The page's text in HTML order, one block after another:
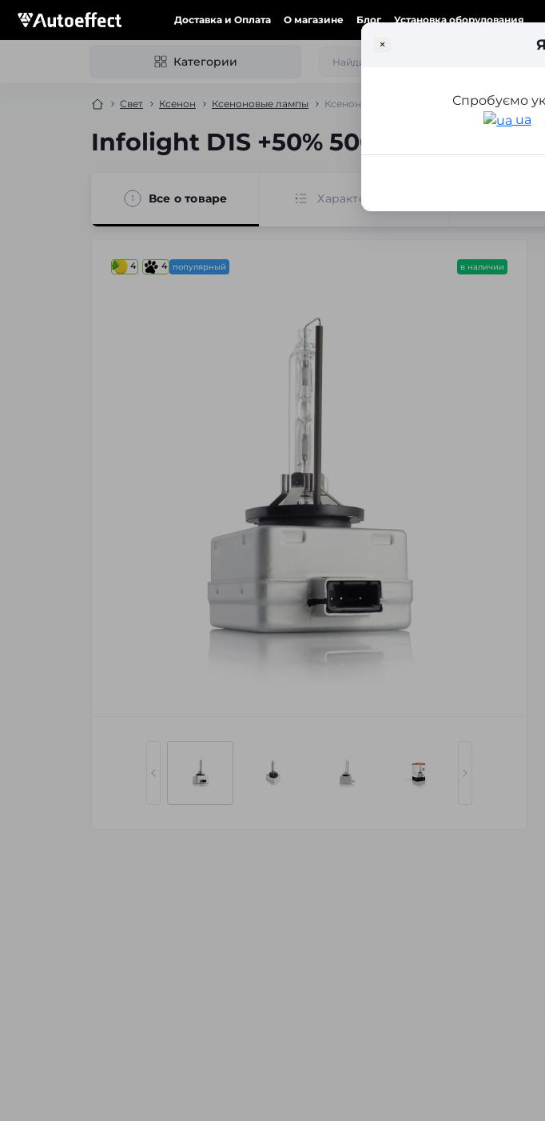
Доставка и Оплата О магазине Блог Установка оборудования
Категории
Свет Ксенон Ксеноновые лампы Ксеноновая лампа Infolight D1S +50% 5000K
×
Спробуємо
ua
Infolight D1S +50% 5000K 35W
Все о товаре Характеристики
4 4 популярный в наличии